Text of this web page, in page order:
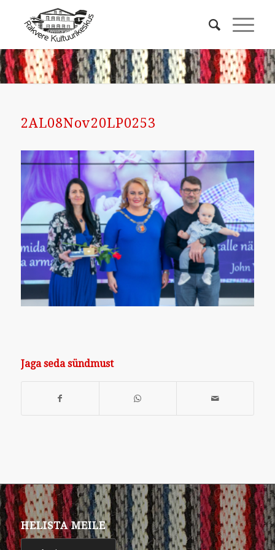
2AL08Nov20LP0253
Jaga seda sündmust
HELISTA MEILE